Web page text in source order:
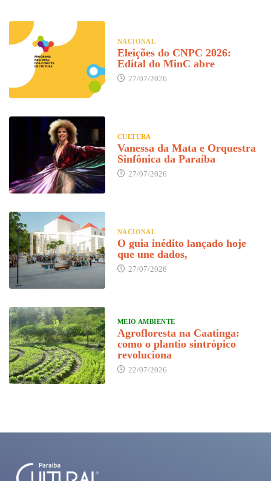
NACIONAL
Eleições do CNPC 2026:
Edital do MinC abre
27/07/2026
CULTURA
Vanessa da Mata e Orquestra
Sinfônica da Paraíba
27/07/2026
NACIONAL
O guia inédito lançado hoje
que une dados,
27/07/2026
MEIO AMBIENTE
Agrofloresta na Caatinga:
como o plantio sintrópico
revoluciona
22/07/2026